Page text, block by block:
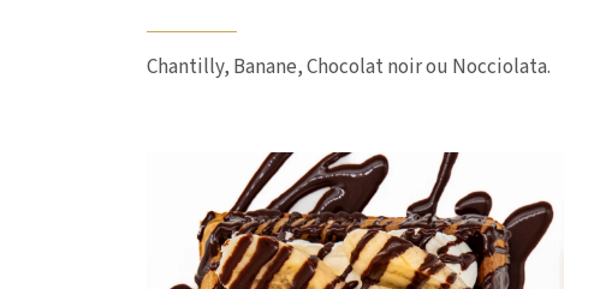
Chantilly, Banane, Chocolat noir ou Nocciolata.